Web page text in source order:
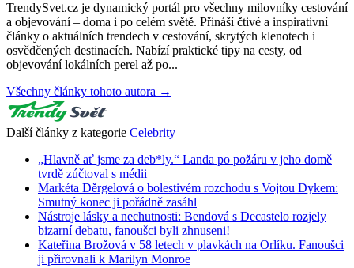
TrendySvet.cz je dynamický portál pro všechny milovníky cestování
a objevování – doma i po celém světě. Přináší čtivé a inspirativní
články o aktuálních trendech v cestování, skrytých klenotech i
osvědčených destinacích. Nabízí praktické tipy na cesty, od
objevování lokálních perel až po...
Všechny články tohoto autora →
Další články z kategorie Celebrity
„Hlavně ať jsme za deb*ly.“ Landa po požáru v jeho domě
tvrdě zúčtoval s médii
Markéta Děrgelová o bolestivém rozchodu s Vojtou Dykem:
Smutný konec ji pořádně zasáhl
Nástroje lásky a nechutnosti: Bendová s Decastelo rozjely
bizarní debatu, fanoušci byli zhnuseni!
Kateřina Brožová v 58 letech v plavkách na Orlíku. Fanoušci
ji přirovnali k Marilyn Monroe